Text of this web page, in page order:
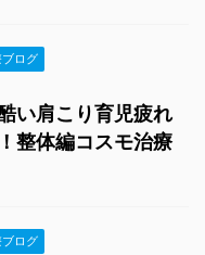
ログ
い肩こり育児疲れ
整体編コスモ治療
ログ